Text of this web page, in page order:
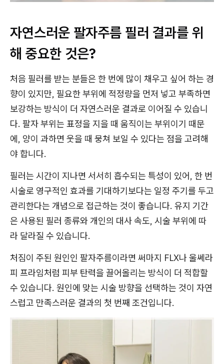
자연스러운 팔자주름 필러 결과를 위
해 중요한 것은?
처음 필러를 받는 분들은 한 번에 많이 채우고 싶어 하는 경
향이 있지만, 필요한 부위에 적정량을 먼저 넣고 부족하면
보강하는 방식이 더 자연스러운 결과로 이어질 수 있습니
다. 팔자 부위는 표정을 지을 때 움직이는 부위이기 때문
에, 양이 과하면 웃을 때 뭉쳐 보일 수 있다는 점을 고려해
야 합니다.
필러는 시간이 지나면 서서히 흡수되는 특성이 있어, 한 번
시술로 영구적인 효과를 기대하기보다는 일정 주기를 두고
관리한다는 개념으로 접근하는 것이 좋습니다. 유지 기간
은 사용된 필러 종류와 개인의 대사 속도, 시술 부위에 따
라 달라질 수 있습니다.
처짐이 주된 원인인 팔자주름이라면 써마지 FLX나 울쎄라
피 프라임처럼 피부 탄력을 끌어올리는 방식이 더 적합할
수 있습니다. 원인에 맞는 시술 방향을 선택하는 것이 자연
스럽고 만족스러운 결과의 첫 번째 조건입니다.